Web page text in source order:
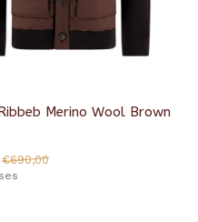
Merino Wool Brown
€690,00